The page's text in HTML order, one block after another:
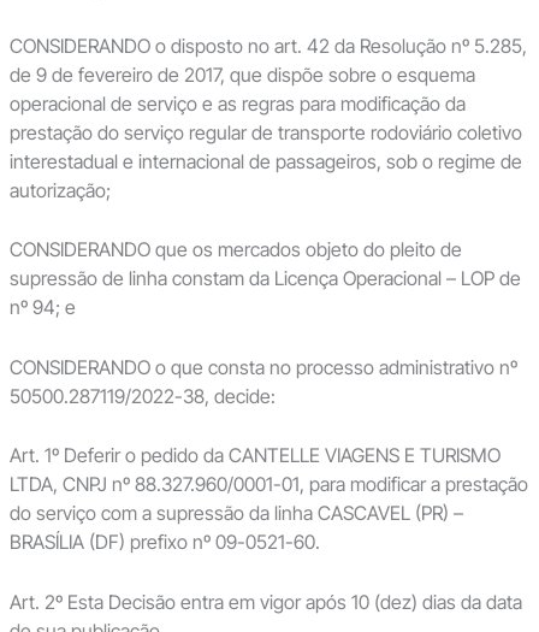
CONSIDERANDO o disposto no art. 42 da Resolução nº 5.285,
de 9 de fevereiro de 2017, que dispõe sobre o esquema
operacional de serviço e as regras para modificação da
prestação do serviço regular de transporte rodoviário coletivo
interestadual e internacional de passageiros, sob o regime de
autorização;
CONSIDERANDO que os mercados objeto do pleito de
supressão de linha constam da Licença Operacional – LOP de
nº 94; e
CONSIDERANDO o que consta no processo administrativo nº
50500.287119/2022-38, decide:
Art. 1º Deferir o pedido da CANTELLE VIAGENS E TURISMO
LTDA, CNPJ nº 88.327.960/0001-01, para modificar a prestação
do serviço com a supressão da linha CASCAVEL (PR) –
BRASÍLIA (DF) prefixo nº 09-0521-60.
Art. 2º Esta Decisão entra em vigor após 10 (dez) dias da data